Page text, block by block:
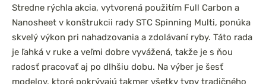
Stredne rýchla akcia, vytvorená použitím Full Carbon a
Nanosheet v konštrukcii rady STC Spinning Multi, ponúka
skvelý výkon pri nahadzovania a zdolávaní ryby. Táto rada
je ľahká v ruke a veľmi dobre vyvážená, takže je s ňou
radosť pracovať aj po dlhšiu dobu. Na výber je šesť
modelov, ktoré pokrývajú takmer všetky typy tradičného